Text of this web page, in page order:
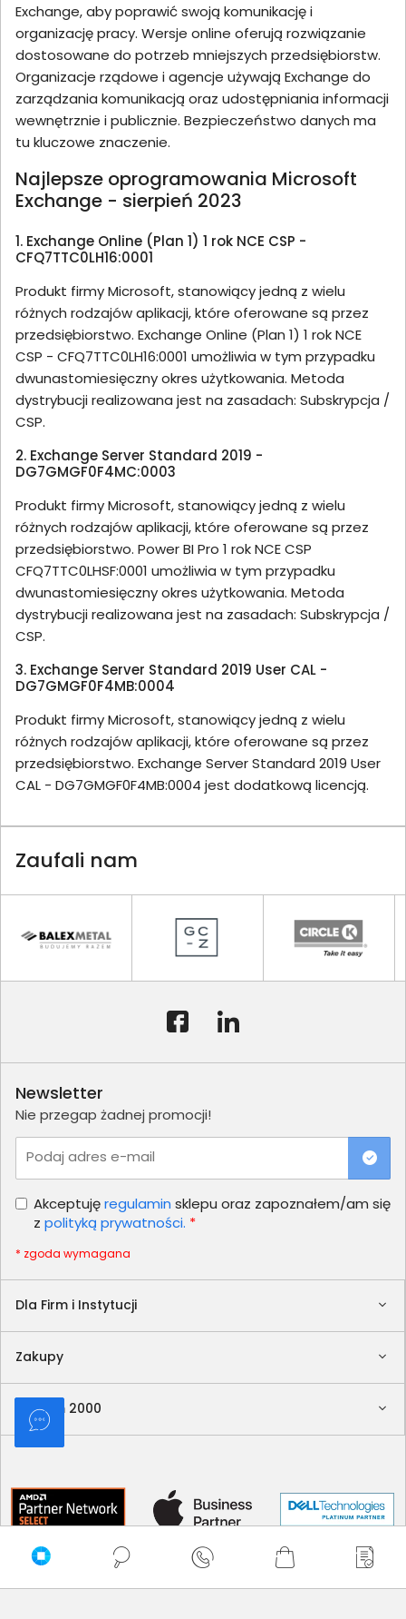
Exchange, aby poprawić swoją komunikację i
organizację pracy. Wersje online oferują rozwiązanie
dostosowane do potrzeb mniejszych przedsiębiorstw.
Organizacje rządowe i agencje używają Exchange do
zarządzania komunikacją oraz udostępniania informacji
wewnętrznie i publicznie. Bezpieczeństwo danych ma
tu kluczowe znaczenie.
Najlepsze oprogramowania Microsoft
Exchange - sierpień 2023
1. Exchange Online (Plan 1) 1 rok NCE CSP -
CFQ7TTC0LH16:0001
Produkt firmy Microsoft, stanowiący jedną z wielu
różnych rodzajów aplikacji, które oferowane są przez
przedsiębiorstwo. Exchange Online (Plan 1) 1 rok NCE
CSP - CFQ7TTC0LH16:0001 umożliwia w tym przypadku
dwunastomiesięczny okres użytkowania. Metoda
dystrybucji realizowana jest na zasadach: Subskrypcja /
CSP.
2. Exchange Server Standard 2019 -
DG7GMGF0F4MC:0003
Produkt firmy Microsoft, stanowiący jedną z wielu
różnych rodzajów aplikacji, które oferowane są przez
przedsiębiorstwo. Power BI Pro 1 rok NCE CSP
CFQ7TTC0LHSF:0001 umożliwia w tym przypadku
dwunastomiesięczny okres użytkowania. Metoda
dystrybucji realizowana jest na zasadach: Subskrypcja /
CSP.
3. Exchange Server Standard 2019 User CAL -
DG7GMGF0F4MB:0004
Produkt firmy Microsoft, stanowiący jedną z wielu
różnych rodzajów aplikacji, które oferowane są przez
przedsiębiorstwo. Exchange Server Standard 2019 User
CAL - DG7GMGF0F4MB:0004 jest dodatkową licencją.
Zaufali nam
Dla Firm i Instytucji
Zakupy
Delkom 2000
Newsletter
Nie przegap żadnej promocji!
Podaj adres e-mail
Akceptujęregulamin sklepu oraz zapoznałem/am się
z polityką prywatności. *
* zgoda wymagana